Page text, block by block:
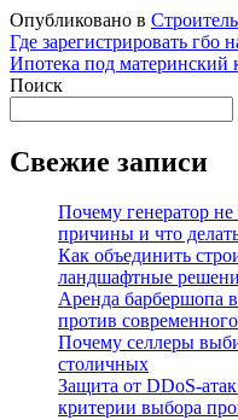
Опубликовано в
Навигация
по
Где зарегистрировать гбо
Ипотека под материнский
Поиск
Свежие записи
Почему генератор
причины и что
Как объединить
ландшафтные
Аренда барбершопа
против
Почему селлеры
столичных
Защита от DDoS-
критерии выбора